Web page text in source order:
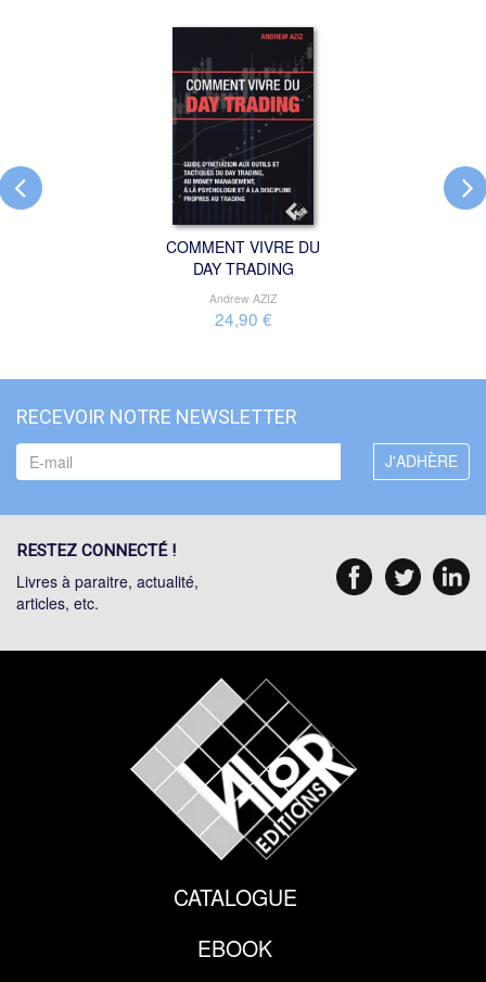
COMMENT VIVRE DU
DAY TRADING
Andrew AZIZ
24,90 €
RECEVOIR NOTRE NEWSLETTER
RESTEZ CONNECTÉ !
Livres à paraitre, actualité,
articles, etc.
CATALOGUE
EBOOK